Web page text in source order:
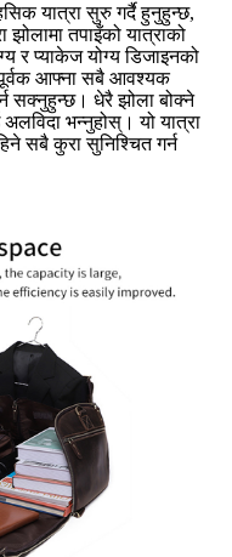
यात्रा सुरु गर्दै हुनुहुन्छ,
झोलामा तपाइँको यात्राको
र प्याकेज योग्य डिजाइनको
आफ्ना सबै आवश्यक
सक्नुहुन्छ। धेरै झोला बोक्ने
भन्नुहोस्। यो यात्रा
सबै कुरा सुनिश्चित गर्न